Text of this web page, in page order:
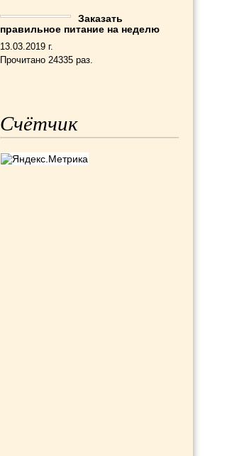
Заказать
правильное питание на неделю
13.03.2019 г.
Прочитано 24335 раз.
Счётчик